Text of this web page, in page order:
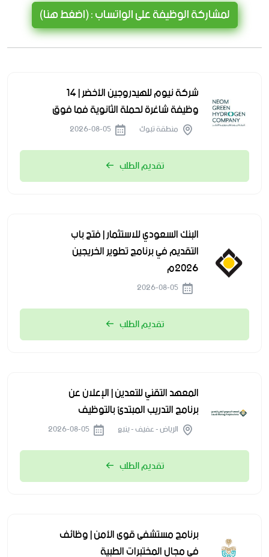
لمشاركة الوظيفة على الواتساب : (اضغط هنا)
شركة نيوم للهيدروجين الأخضر | 14
وظيفة شاغرة لحملة الثانوية فما فوق
منطقة تبوك
تقديم الطلب
البنك السعودي للاستثمار | فتح باب
التقديم في برنامج تطوير الخريجين
2026م
تقديم الطلب
المعهد التقني للتعدين | الإعلان عن
برنامج التدريب المبتدئ بالتوظيف
الرياض - عفيف - ينبع
تقديم الطلب
برنامج مستشفى قوى الأمن | وظائف
في مجال المختبرات الطبية